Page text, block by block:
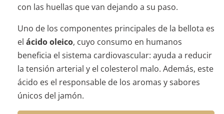
con las huellas que van dejando a su paso.
Uno de los componentes principales de la bellota es
el ácido oleico, cuyo consumo en humanos
beneficia el sistema cardiovascular: ayuda a reducir
la tensión arterial y el colesterol malo. Además, este
ácido es el responsable de los aromas y sabores
únicos del jamón.